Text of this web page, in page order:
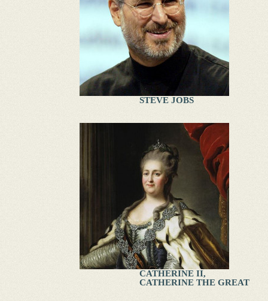
STEVE JOBS
CATHERINE II,
CATHERINE THE GREAT